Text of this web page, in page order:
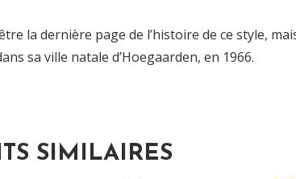
la dernière page de l’histoire de ce style,
sa ville natale d’Hoegaarden, en 1966.
SIMILAIRES